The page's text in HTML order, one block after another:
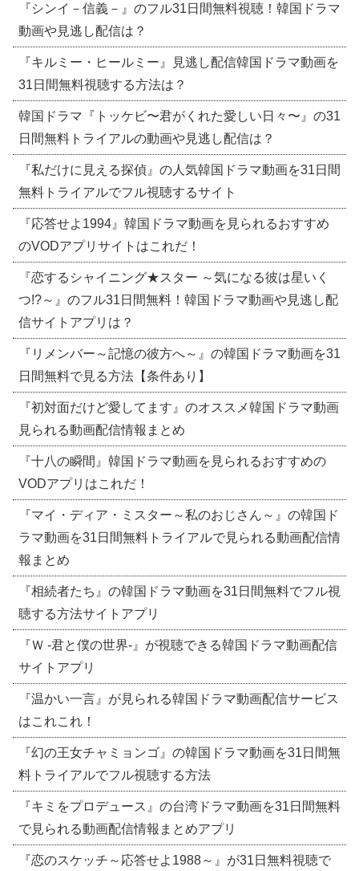
『シンイ－信義－』のフル31日間無料視聴！韓国ドラマ
動画や見逃し配信は？
『キルミー・ヒールミー』見逃し配信韓国ドラマ動画を
31日間無料視聴する方法は？
韓国ドラマ『トッケビ〜君がくれた愛しい日々〜』の31
日間無料トライアルの動画や見逃し配信は？
『私だけに見える探偵』の人気韓国ドラマ動画を31日間
無料トライアルでフル視聴するサイト
『応答せよ1994』韓国ドラマ動画を見られるおすすめ
のVODアプリサイトはこれだ！
『恋するシャイニング★スター ～気になる彼は星いく
つ!?～』のフル31日間無料！韓国ドラマ動画や見逃し配
信サイトアプリは？
『リメンバー～記憶の彼方へ～』の韓国ドラマ動画を31
日間無料で見る方法【条件あり】
『初対面だけど愛してます』のオススメ韓国ドラマ動画
見られる動画配信情報まとめ
『十八の瞬間』韓国ドラマ動画を見られるおすすめの
VODアプリはこれだ！
『マイ・ディア・ミスター～私のおじさん～』の韓国ド
ラマ動画を31日間無料トライアルで見られる動画配信情
報まとめ
『相続者たち』の韓国ドラマ動画を31日間無料でフル視
聴する方法サイトアプリ
『Ｗ -君と僕の世界-』が視聴できる韓国ドラマ動画配信
サイトアプリ
『温かい一言』が見られる韓国ドラマ動画配信サービス
はこれこれ！
『幻の王女チャミョンゴ』の韓国ドラマ動画を31日間無
料トライアルでフル視聴する方法
『キミをプロデュース』の台湾ドラマ動画を31日間無料
で見られる動画配信情報まとめアプリ
『恋のスケッチ～応答せよ1988～』が31日無料視聴で